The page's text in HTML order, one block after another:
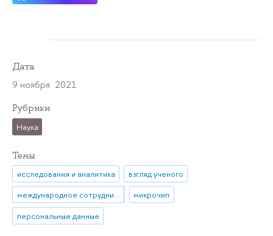
Дата
9 ноября 2021
Рубрики
Наука
Темы
исследования и аналитика
взгляд ученого
международное сотрудничество
микрочип
персональные данные